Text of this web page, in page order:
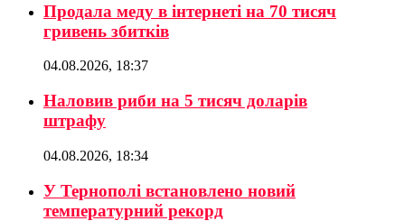
Продала меду в інтернеті на 70 тисяч
гривень збитків
04.08.2026, 18:37
Наловив риби на 5 тисяч доларів
штрафу
04.08.2026, 18:34
У Тернополі встановлено новий
температурний рекорд